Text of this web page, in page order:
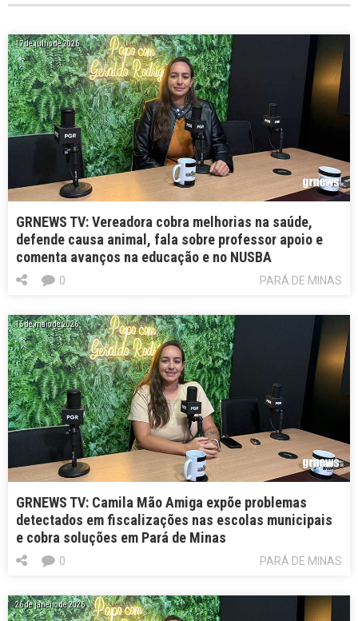
17 de julho de 2026
GRNEWS TV: Vereadora cobra melhorias na saúde,
defende causa animal, fala sobre professor apoio e
comenta avanços na educação e no NUSBA
PARÁ DE MINAS
0
15 de maio de 2026
GRNEWS TV: Camila Mão Amiga expõe problemas
detectados em fiscalizações nas escolas municipais
e cobra soluções em Pará de Minas
PARÁ DE MINAS
0
26 de janeiro de 2026